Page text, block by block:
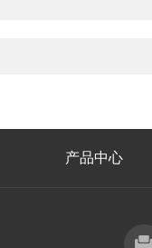
产品中心